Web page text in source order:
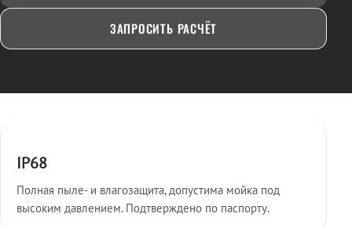
ЗАПРОСИТЬ РАСЧЁТ
IP68
Полная пыле- и влагозащита, допустима мойка под
высоким давлением. Подтверждено по паспорту.